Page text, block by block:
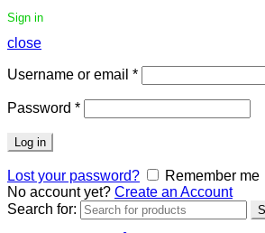
Sign in
close
Username or email *
Password *
Log in
Lost your password?
Remember me
No account yet? Create an Account
Search for: